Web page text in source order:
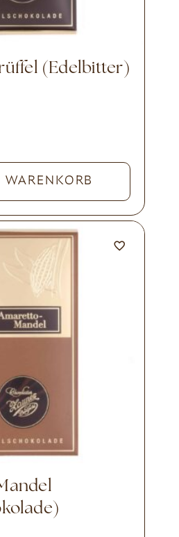
(Edelbitter)
WARENKORB